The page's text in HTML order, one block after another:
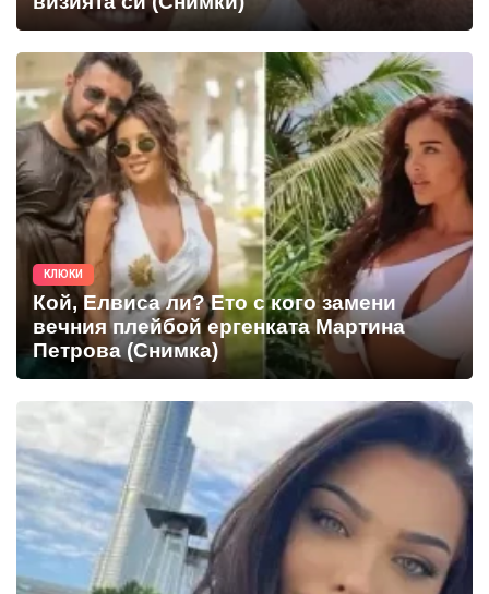
КЛЮКИ
Кой, Елвиса ли? Ето с кого замени
вечния плейбой ергенката Мартина
Петрова (Снимка)